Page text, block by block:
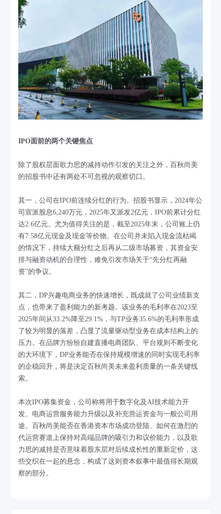
IPO面前的两个关键焦点
除了股权层面歌力思的减持动作引发的关注之外，百秋尚美
的招股书中还有两处不可忽视的观察切口。
其一，公司在IPO前连续分红的行为。招股书显示，2024年公
司宣派股息6,240万元，2025年又派发2亿元，IPO前累计分红
达2.6亿元。尤为值得关注的是，截至2025年末，公司账上仍
有7.58亿元现金及现金等价物。在公司并未陷入现金流枯竭
的情况下，持续大额分红之后再从二级市场募资，其资金安
排与融资动机的合理性，难免引发市场关于“先分红再融
资”的争议。
其二，DP兴趣电商业务的快速增长，既成就了公司业绩新支
点，也带来了盈利能力的新考题。该业务的毛利率在2023至
2025年间从33.2%降至29.1%，与TP业务35.6%的毛利率形成
了较为明显的落差，凸显了流量驱动型业务在成本结构上的
压力。在品牌方纷纷自建直播电商团队、平台规则不断变化
的大环境下，DP业务能否在保持规模增速的同时实现毛利率
的企稳回升，将是决定百秋尚美未来盈利质量的一条关键线
索。
本次IPO募集资金，公司称将用于数字化及AI技术能力开
发、电商运营服务能力升级以及补充营运资金与一般公司用
途。百秋尚美能否在香港资本市场成功登陆、如何在激烈的
代运营赛道上保持对高端品牌的吸引力和议价能力，以及歌
力思的减持是否意味着股东层对后续成长性的重新定价，这
些交织在一起的悬念，构成了这则资本叙事中最值得长期观
察的部分。